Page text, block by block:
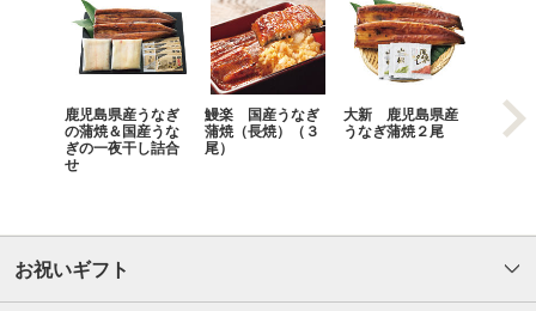
鹿児島県産うなぎ
の蒲焼＆国産うな
ぎの一夜干し詰合
せ
鰻楽 国産うなぎ
蒲焼（長焼）（３
尾）
大新 鹿児島県産
うなぎ蒲焼２尾
大森
うなぎ
お祝いギフト